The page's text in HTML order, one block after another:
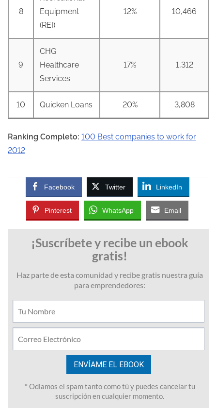
8
Equipment
(REI)
12% 10,466
9
CHG
Healthcare
Services
17% 1,312
10 Quicken Loans 20% 3,808
Ranking Completo: 100 Best companies to work for
2012
Facebook Twitter LinkedIn
Pinterest WhatsApp Email